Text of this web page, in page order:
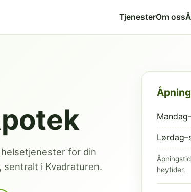
TjenesterOm oss
for din
i Kvadraturen.
høytider.